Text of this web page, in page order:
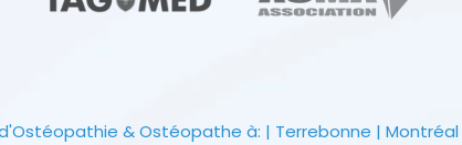
& Ostéopathe à: | Terrebonne | Montréal